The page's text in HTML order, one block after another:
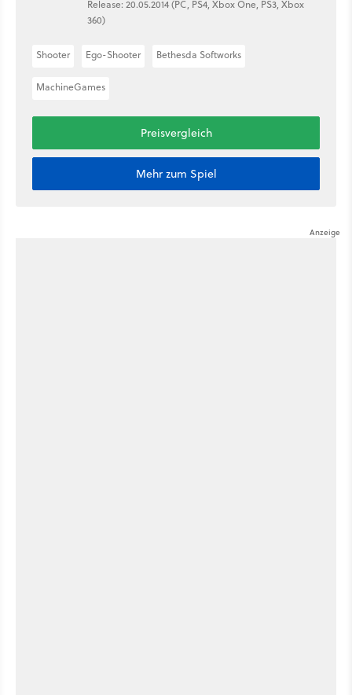
Release: 20.05.2014 (PC, PS4, Xbox One, PS3, Xbox
360)
Shooter Ego-Shooter Bethesda Softworks
MachineGames
Preisvergleich
Mehr zum Spiel